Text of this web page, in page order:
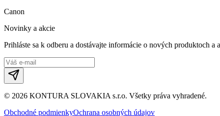
Canon
Novinky a akcie
Prihláste sa k odberu a dostávajte informácie o nových produktoch a
© 2026 KONTURA SLOVAKIA s.r.o. Všetky práva vyhradené.
Obchodné podmienkyOchrana osobných údajov